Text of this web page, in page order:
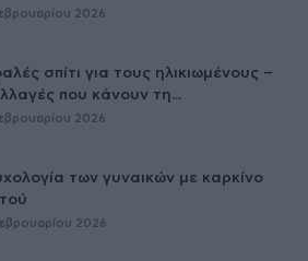
2026
σπίτι για τους ηλικιωμένους –
που κάνουν τη...
2026
των γυναικών με καρκίνο
2026